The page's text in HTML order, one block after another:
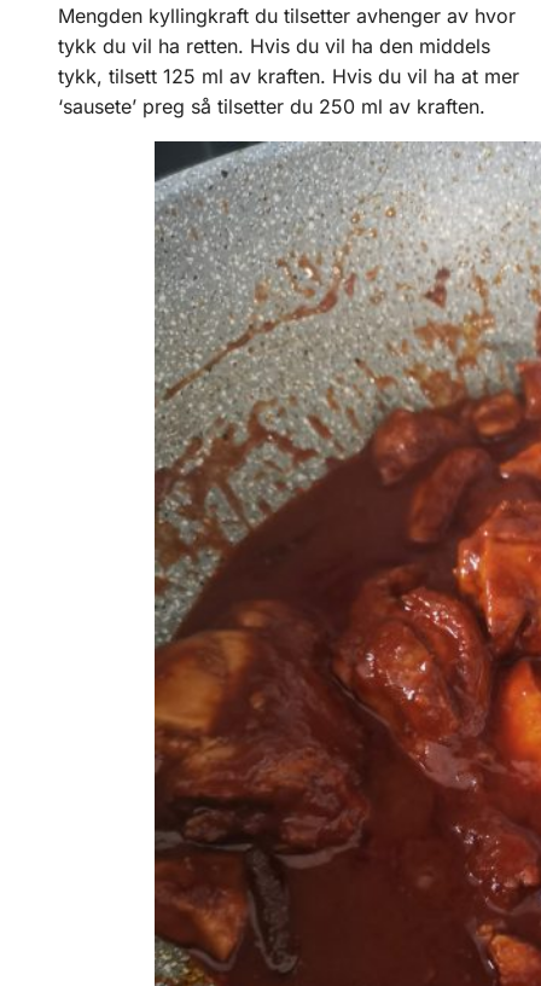
Mengden kyllingkraft du tilsetter avhenger av hvor
tykk du vil ha retten. Hvis du vil ha den middels
tykk, tilsett 125 ml av kraften. Hvis du vil ha at mer
‘sausete’ preg så tilsetter du 250 ml av kraften.